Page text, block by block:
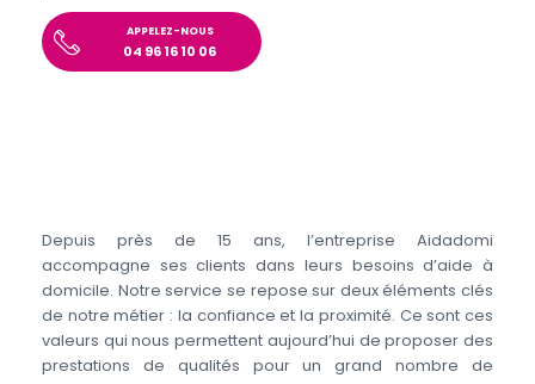
APPELEZ-NOUS
04 96 16 10 06
Depuis près de 15 ans, l’entreprise Aidadomi
accompagne ses clients dans leurs besoins d’aide à
domicile. Notre service se repose sur deux éléments clés
de notre métier : la confiance et la proximité. Ce sont ces
valeurs qui nous permettent aujourd’hui de proposer des
prestations de qualités pour un grand nombre de